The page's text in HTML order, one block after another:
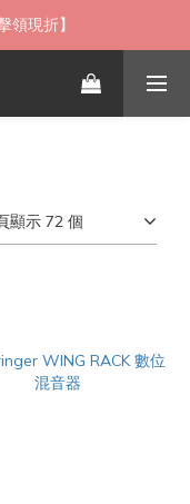
接與我們聯繫
領現折】
接與我們聯繫
顯示 72 個